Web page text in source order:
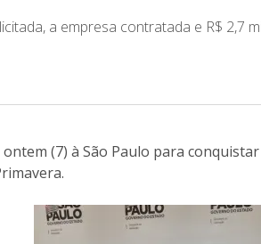
a empresa contratada e R$ 2,7
(7) à São Paulo para